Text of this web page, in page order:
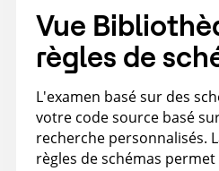
Vue
règles de
L'examen basé sur des
votre code source basé
recherche personnalisés.
règles de schémas